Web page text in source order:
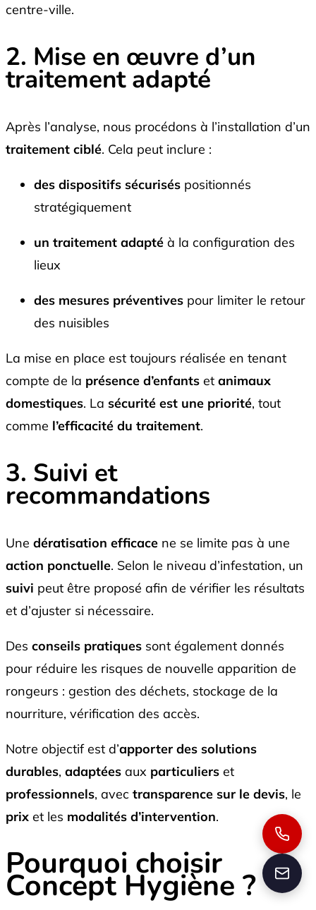
centre-ville.
2. Mise en œuvre d’un
traitement adapté
Après l’analyse, nous procédons à l’installation d’un
traitement ciblé. Cela peut inclure :
des dispositifs sécurisés positionnés
stratégiquement
un traitement adapté à la configuration des
lieux
des mesures préventives pour limiter le retour
des nuisibles
La mise en place est toujours réalisée en tenant
compte de la présence d’enfants et animaux
domestiques. La sécurité est une priorité, tout
comme l’efficacité du traitement.
3. Suivi et
recommandations
Une dératisation efficace ne se limite pas à une
action ponctuelle. Selon le niveau d’infestation, un
suivi peut être proposé afin de vérifier les résultats
et d’ajuster si nécessaire.
Des conseils pratiques sont également donnés
pour réduire les risques de nouvelle apparition de
rongeurs : gestion des déchets, stockage de la
nourriture, vérification des accès.
Notre objectif est d’apporter des solutions
durables, adaptées aux particuliers et
professionnels, avec transparence sur le devis, le
prix et les modalités d’intervention.
Pourquoi choisir
Concept Hygiène ?